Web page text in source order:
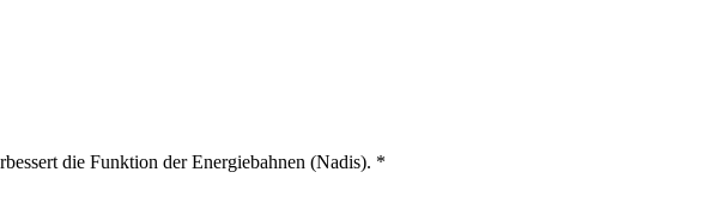
die Funktion der Energiebahnen (Nadis). *